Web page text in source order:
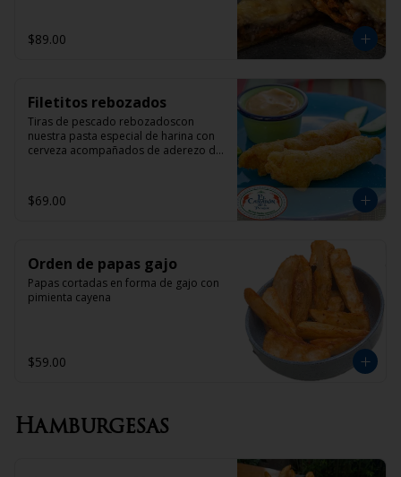
$89.00
Filetitos rebozados
Tiras de pescado rebozadoscon
nuestra pasta especial de harina con
cerveza acompañados de aderezo de
$69.00
Orden de papas gajo
Papas cortadas en forma de gajo con
pimienta cayena
$59.00
Hamburgesas